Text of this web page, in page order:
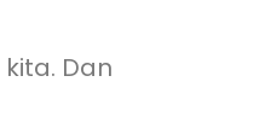
Dan